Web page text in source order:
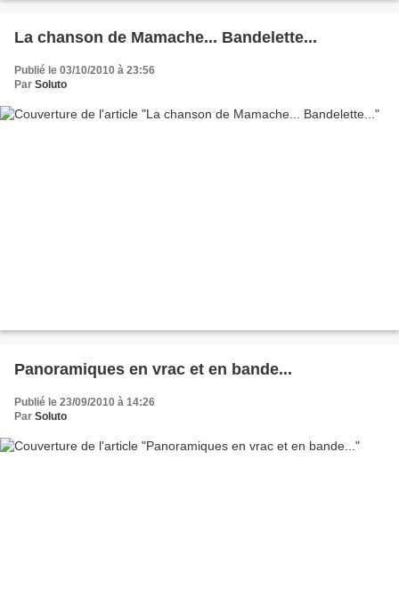
La chanson de Mamache... Bandelette...
Publié le 03/10/2010 à 23:56
Par Soluto
Panoramiques en vrac et en bande...
Publié le 23/09/2010 à 14:26
Par Soluto